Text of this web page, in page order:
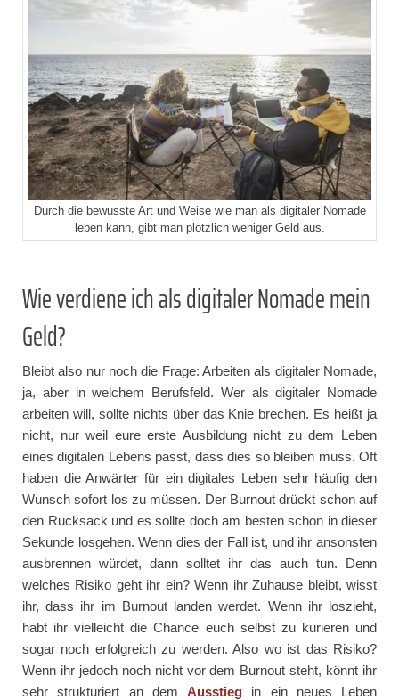
Durch die bewusste Art und Weise wie man als digitaler Nomade
leben kann, gibt man plötzlich weniger Geld aus.
Wie verdiene ich als digitaler Nomade mein
Geld?
Bleibt also nur noch die Frage: Arbeiten als digitaler Nomade,
ja, aber in welchem Berufsfeld. Wer als digitaler Nomade
arbeiten will, sollte nichts über das Knie brechen. Es heißt ja
nicht, nur weil eure erste Ausbildung nicht zu dem Leben
eines digitalen Lebens passt, dass dies so bleiben muss. Oft
haben die Anwärter für ein digitales Leben sehr häufig den
Wunsch sofort los zu müssen. Der Burnout drückt schon auf
den Rucksack und es sollte doch am besten schon in dieser
Sekunde losgehen. Wenn dies der Fall ist, und ihr ansonsten
ausbrennen würdet, dann solltet ihr das auch tun. Denn
welches Risiko geht ihr ein? Wenn ihr Zuhause bleibt, wisst
ihr, dass ihr im Burnout landen werdet. Wenn ihr loszieht,
habt ihr vielleicht die Chance euch selbst zu kurieren und
sogar noch erfolgreich zu werden. Also wo ist das Risiko?
Wenn ihr jedoch noch nicht vor dem Burnout steht, könnt ihr
sehr strukturiert an dem Ausstieg in ein neues Leben